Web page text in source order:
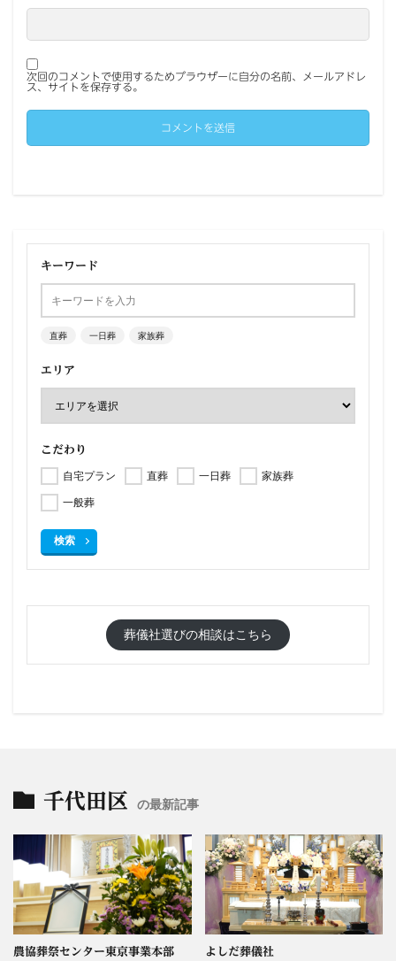
次回のコメントで使用するためブラウザーに自分の名前、メールアドレ
ス、サイトを保存する。
キーワード
直葬 一日葬 家族葬
エリア
こだわり
自宅プラン 直葬 一日葬
家族葬
一般葬
検索
葬儀社選びの相談はこちら
千代田区 の最新記事
農協葬祭センター東京事業本部 よしだ葬儀社